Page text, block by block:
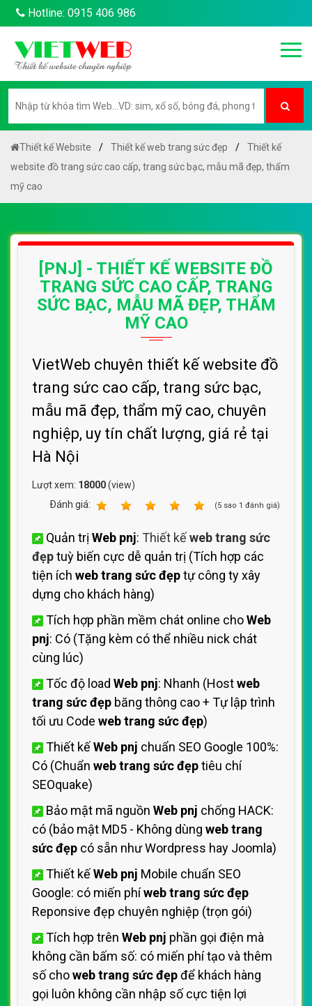
Hotline: 0915 406 986
Thiết kế Website Thiết kế web trang sức đẹp
Thiết kế
website đồ trang sức cao cấp, trang sức bạc, mẫu mã đẹp, thẩm
mỹ cao
[PNJ] - THIẾT KẾ WEBSITE ĐỒ
TRANG SỨC CAO CẤP, TRANG
SỨC BẠC, MẪU MÃ ĐẸP, THẨM
MỸ CAO
VietWeb chuyên thiết kế website đồ
trang sức cao cấp, trang sức bạc,
mẫu mã đẹp, thẩm mỹ cao, chuyên
nghiệp, uy tín chất lượng, giá rẻ tại
Hà Nội
Lượt xem: 18000(view)
Ðánh giá:
(5 sao 1 đánh giá)
Quản trị Web pnj: Thiết kếweb trang sức
đẹptuỳ biến cực dễ quản trị (Tích hợp các
tiện ích web trang sức đẹptự công ty xây
dựng cho khách hàng)
Tích hợp phần mềm chát online choWeb
pnj: Có (Tặng kèm có thể nhiều nick chát
cùng lúc)
Tốc độ load Web pnj: Nhanh (Hostweb
trang sức đẹp băng thông cao + Tự lập trình
tối ưu Code web trang sức đẹp)
Thiết kếWeb pnj chuẩn SEO Google 100%:
Có (Chuẩn web trang sức đẹptiêu chí
SEOquake)
Bảo mật mã nguồn Web pnj chống HACK:
có (bảo mật MD5 - Không dùng web trang
sức đẹp có sẵn như Wordpress hay Joomla)
Thiết kếWeb pnj Mobile chuẩn SEO
Google: có miến phíweb trang sức đẹp
Reponsive đẹp chuyên nghiệp (trọn gói)
Tích hợp trên Web pnj phần gọi điện mà
không cần bấm số: có miến phí tạo và thêm
số choweb trang sức đẹpđể khách hàng
gọi luôn không cần nhập số cực tiện lợi